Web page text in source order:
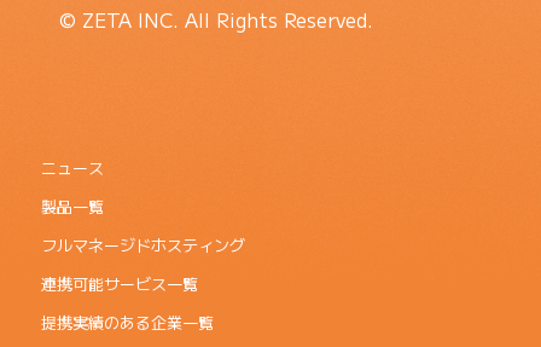
© ZETA INC. All Rights Reserved.
ニュース
製品一覧
フルマネージドホスティング
連携可能サービス一覧
提携実績のある企業一覧